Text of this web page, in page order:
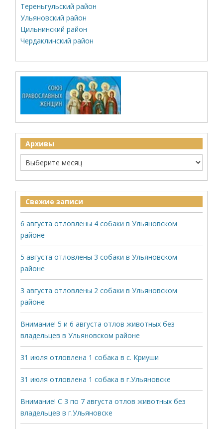
Тереньгульский район
Ульяновский район
Цильнинский район
Чердаклинский район
Архивы
Свежие записи
6 августа отловлены 4 собаки в Ульяновском
районе
5 августа отловлены 3 собаки в Ульяновском
районе
3 августа отловлены 2 собаки в Ульяновском
районе
Внимание! 5 и 6 августа отлов животных без
владельцев в Ульяновском районе
31 июля отловлена 1 собака в с. Криуши
31 июля отловлена 1 собака в г.Ульяновске
Внимание! С 3 по 7 августа отлов животных без
владельцев в г.Ульяновске